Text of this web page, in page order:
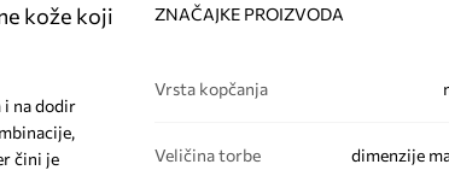
kože koji
i na dodir
čini je
ZNAČAJKE PROIZVODA
Vrsta kopčanja
Veličina torbe
dimenzije